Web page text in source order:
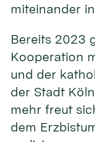
miteinander
Bereits 2023
Kooperation
und der
der Stadt
mehr freut
dem